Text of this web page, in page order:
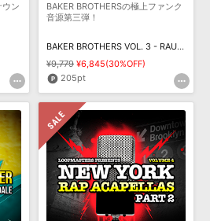
ウン
BAKER BROTHERSの極上ファンク
音源第三弾！
BAKER BROTHERS VOL. 3 - RAUCOUS FUNK
¥9,779 ¥6,845(30%OFF)
205pt